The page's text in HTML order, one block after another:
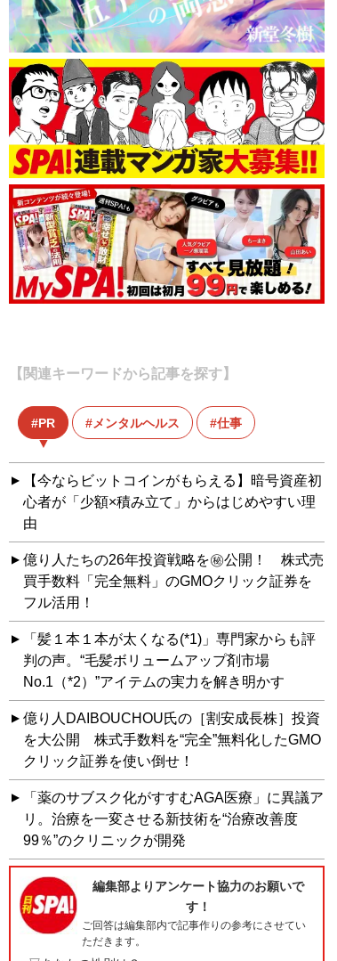
【関連キーワードから記事を探す】
PR メンタルヘルス 仕事
【今ならビットコインがもらえる】暗号資産初
心者が「少額×積み立て」からはじめやすい理
由
億り人たちの26年投資戦略を㊙公開！ 株式売
買手数料「完全無料」のGMOクリック証券を
フル活用！
「髪１本１本が太くなる(*1)」専門家からも評
判の声。“毛髪ボリュームアップ剤市場
No.1（*2）”アイテムの実力を解き明かす
億り人DAIBOUCHOU氏の［割安成長株］投資
を大公開 株式手数料を“完全”無料化したGMO
クリック証券を使い倒せ！
「薬のサブスク化がすすむAGA医療」に異議ア
リ。治療を一変させる新技術を“治療改善度
99％”のクリニックが開発